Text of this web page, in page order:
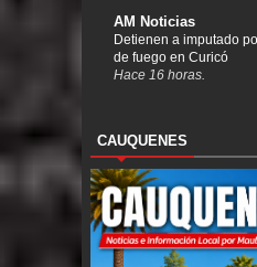
AM Noticias
Detienen a imputado
de fuego en Curicó
Hace 16 horas.
CAUQUENES